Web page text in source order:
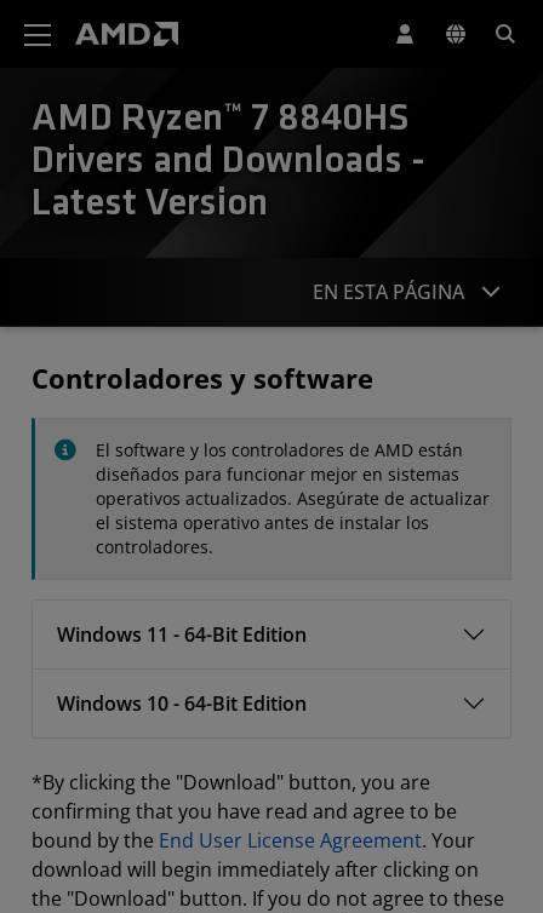
AMD Ryzen™ 7 8840HS
Drivers and Downloads -
Latest Version
EN ESTA PÁGINA
Contacto
Controladores y software
El software y los controladores de AMD están
diseñados para funcionar mejor en sistemas
operativos actualizados. Asegúrate de actualizar
el sistema operativo antes de instalar los
controladores.
Windows 11 - 64-Bit Edition
Windows 10 - 64-Bit Edition
*By clicking the "Download" button, you are
confirming that you have read and agree to be
bound by the End User License Agreement. Your
download will begin immediately after clicking on
the "Download" button. If you do not agree to these